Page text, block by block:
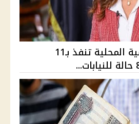
قرارات وزيرة التنمية المحلية تنفذ بـ11